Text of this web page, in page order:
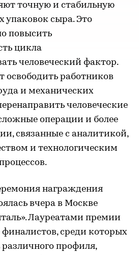
точную и стабильную
упаковок сыра. Это
повысить
цикла
человеческий фактор.
освободить работников
и механических
человеческие
операции и более
связанные с аналитикой,
и технологическим
награждения
вчера в Москве
Лауреатами премии
финалистов, среди которых
профиля,